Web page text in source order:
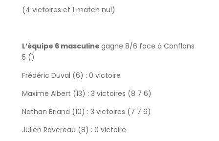
(4 victoires et 1 match nul)
L’équipe 6 masculine gagne 8/6 face à Conflans
5 ()
Frédéric Duval (6) : 0 victoire
Maxime Albert (13) : 3 victoires (8 7 6)
Nathan Briand (10) : 3 victoires (7 7 6)
Julien Ravereau (8) : 0 victoire